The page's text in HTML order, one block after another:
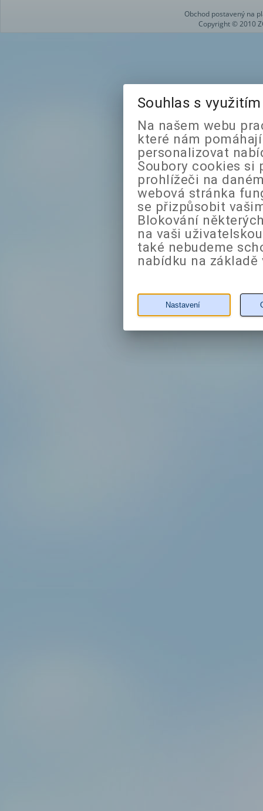
Obchod postavený na
Copyright © 2010
Souhlas s
Na našem webu
které nám
personalizovat
Soubory cookies si
prohlížeči na
webová stránka
se přizpůsobit
Blokování
na vaši
také nebudeme
nabídku na
Nastavení